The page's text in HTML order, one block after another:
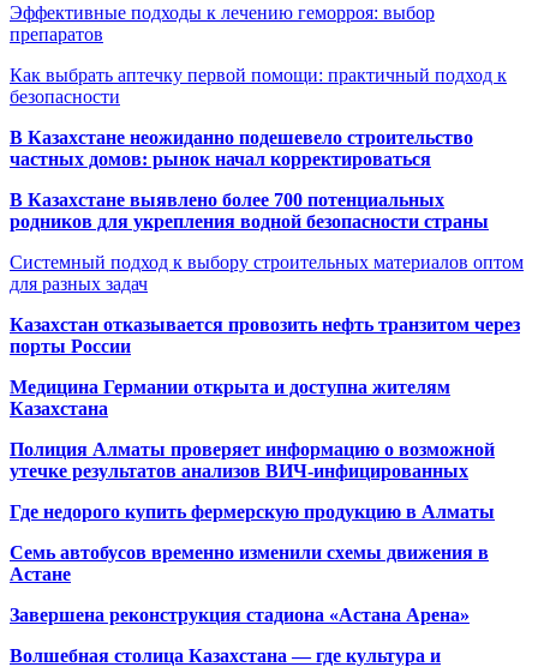
Эффективные подходы к лечению геморроя: выбор
препаратов
Как выбрать аптечку первой помощи: практичный подход к
безопасности
В Казахстане неожиданно подешевело строительство
частных домов: рынок начал корректироваться
В Казахстане выявлено более 700 потенциальных
родников для укрепления водной безопасности страны
Системный подход к выбору строительных материалов оптом
для разных задач
Казахстан отказывается провозить нефть транзитом через
порты России
Медицина Германии открыта и доступна жителям
Казахстана
Полиция Алматы проверяет информацию о возможной
утечке результатов анализов ВИЧ-инфицированных
Где недорого купить фермерскую продукцию в Алматы
Семь автобусов временно изменили схемы движения в
Астане
Завершена реконструкция стадиона «Астана Арена»
Волшебная столица Казахстана — где культура и